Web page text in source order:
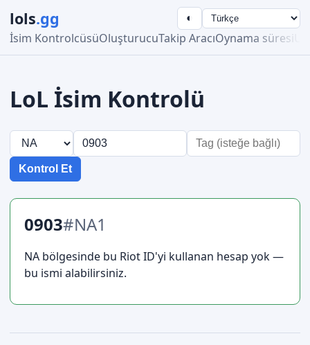
lols.gg
İsim KontrolcüsüOluşturucuTakip AracıOynama süresi
◐
LoL İsim Kontrolü
Kontrol Et
0903#NA1
NA bölgesinde bu Riot ID'yi kullanan hesap yok —
bu ismi alabilirsiniz.